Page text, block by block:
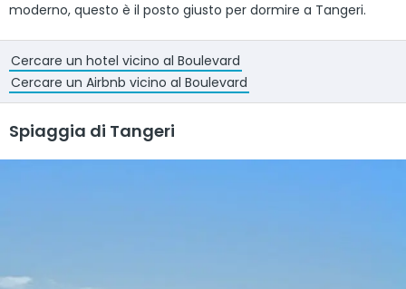
moderno, questo è il posto giusto per dormire a Tangeri.
Cercare un hotel vicino al Boulevard
Cercare un Airbnb vicino al Boulevard
Spiaggia di Tangeri